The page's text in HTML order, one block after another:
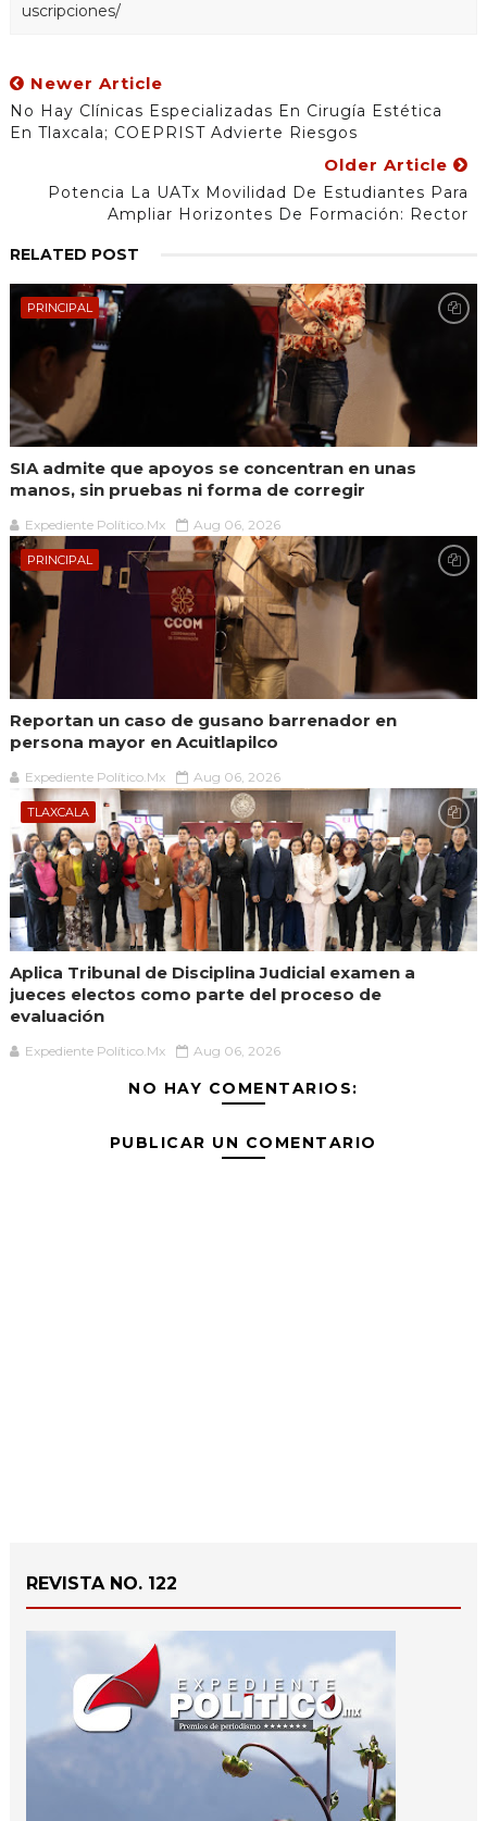
uscripciones/
Newer Article
No Hay Clínicas Especializadas En Cirugía Estética
En Tlaxcala; COEPRIST Advierte Riesgos
Older Article
Potencia La UATx Movilidad De Estudiantes Para
Ampliar Horizontes De Formación: Rector
RELATED POST
PRINCIPAL
SIA admite que apoyos se concentran en unas
manos, sin pruebas ni forma de corregir
Expediente Político.Mx Aug 06, 2026
PRINCIPAL
Reportan un caso de gusano barrenador en
persona mayor en Acuitlapilco
Expediente Político.Mx Aug 06, 2026
TLAXCALA
Aplica Tribunal de Disciplina Judicial examen a
jueces electos como parte del proceso de
evaluación
Expediente Político.Mx Aug 06, 2026
NO HAY COMENTARIOS:
PUBLICAR UN COMENTARIO
REVISTA NO. 122